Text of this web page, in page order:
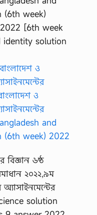
ও
ও
and
(6th week) 2022